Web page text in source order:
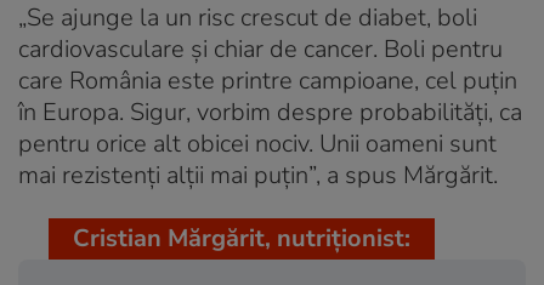
„Se ajunge la un risc crescut de diabet, boli
cardiovasculare și chiar de cancer. Boli pentru
care România este printre campioane, cel puțin
în Europa. Sigur, vorbim despre probabilități, ca
pentru orice alt obicei nociv. Unii oameni sunt
mai rezistenți alții mai puțin”, a spus Mărgărit.
Cristian Mărgărit, nutriționist: